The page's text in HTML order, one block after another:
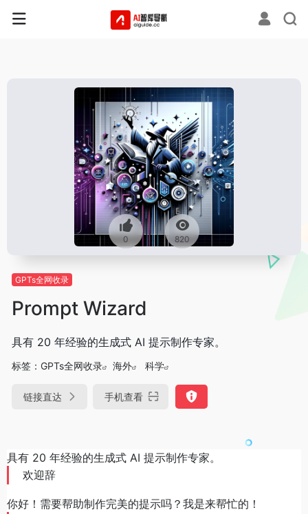
0 820
GPTs全网收录
Prompt Wizard
具有 20 年经验的生成式 AI 提示制作专家。
标签： GPTs全网收录 海外 科学
链接直达 手机查看
具有 20 年经验的生成式 AI 提示制作专家。
欢迎辞
你好！需要帮助制作完美的提示吗？我是来帮忙的！